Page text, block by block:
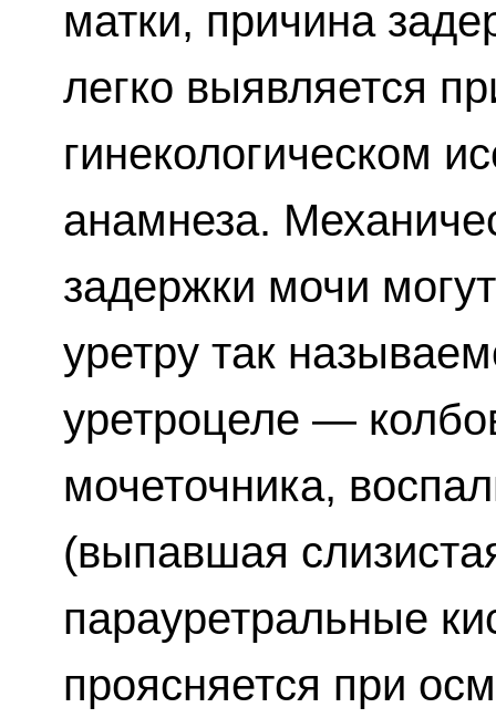
матки, причина
легко выявляется
гинекологическом
анамнеза.
задержки мочи
уретру так
уретроцеле —
мочеточника,
(выпавшая
парауретральные
проясняется при